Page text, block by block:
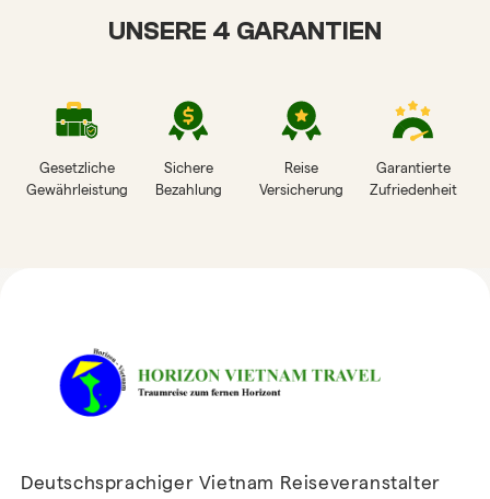
UNSERE 4 GARANTIEN
Gesetzliche
Gewährleistung
Sichere
Bezahlung
Reise
Versicherung
Garantierte
Zufriedenheit
Deutschsprachiger Vietnam Reiseveranstalter